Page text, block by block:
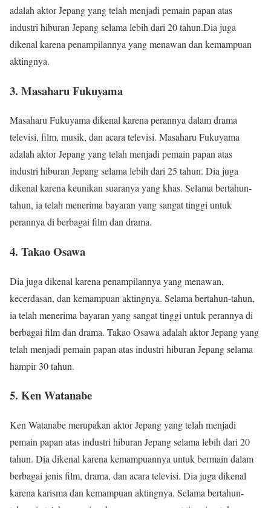
adalah aktor Jepang yang telah menjadi pemain papan atas
industri hiburan Jepang selama lebih dari 20 tahun.Dia juga
dikenal karena penampilannya yang menawan dan kemampuan
aktingnya.
3. Masaharu Fukuyama
Masaharu Fukuyama dikenal karena perannya dalam drama
televisi, film, musik, dan acara televisi. Masaharu Fukuyama
adalah aktor Jepang yang telah menjadi pemain papan atas
industri hiburan Jepang selama lebih dari 25 tahun. Dia juga
dikenal karena keunikan suaranya yang khas. Selama bertahun-
tahun, ia telah menerima bayaran yang sangat tinggi untuk
perannya di berbagai film dan drama.
4. Takao Osawa
Dia juga dikenal karena penampilannya yang menawan,
kecerdasan, dan kemampuan aktingnya. Selama bertahun-tahun,
ia telah menerima bayaran yang sangat tinggi untuk perannya di
berbagai film dan drama. Takao Osawa adalah aktor Jepang yang
telah menjadi pemain papan atas industri hiburan Jepang selama
hampir 30 tahun.
5. Ken Watanabe
Ken Watanabe merupakan aktor Jepang yang telah menjadi
pemain papan atas industri hiburan Jepang selama lebih dari 20
tahun. Dia dikenal karena kemampuannya untuk bermain dalam
berbagai jenis film, drama, dan acara televisi. Dia juga dikenal
karena karisma dan kemampuan aktingnya. Selama bertahun-